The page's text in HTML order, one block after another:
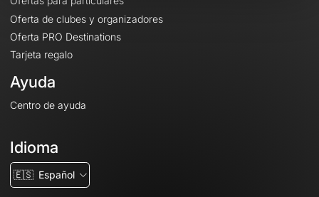
Oferta de clubes y organizadores
Oferta PRO Destinations
Tarjeta regalo
Ayuda
Centro de ayuda
Idioma
🇪🇸 Español